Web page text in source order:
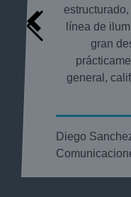
línea de
gran
general,
Diego